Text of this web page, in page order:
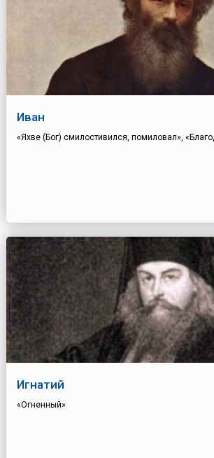
Иван
«Яхве (Бог) смилостивился, помиловал»,
Игнатий
«Огненный»